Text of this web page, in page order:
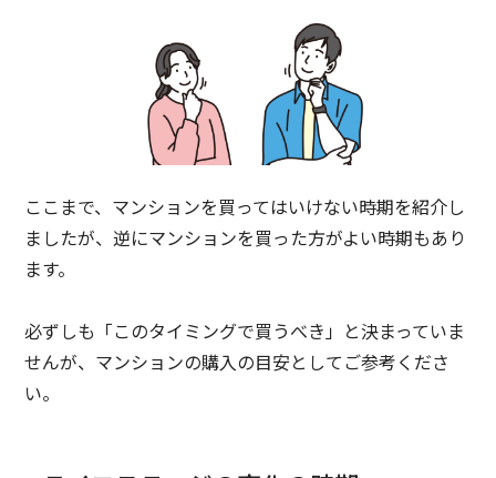
ここまで、マンションを買ってはいけない時期を紹介し
ましたが、逆にマンションを買った方がよい時期もあり
ます。
必ずしも「このタイミングで買うべき」と決まっていま
せんが、マンションの購入の目安としてご参考くださ
い。